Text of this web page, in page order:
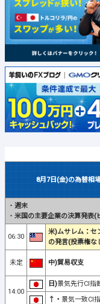
8月7日(金)の為替相
・ 週末
・ 米国の主要企業の決算発表(
06:30
米)ムサレム：セ
の発言(投票権な
未定 中)貿易収支
14:00
日)景気先行CI指
↑・ 景気一致CI